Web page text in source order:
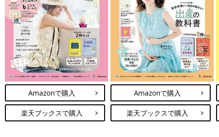
Amazonで購入
楽天ブックスで購入
Amazonで購入
楽天ブックスで購入